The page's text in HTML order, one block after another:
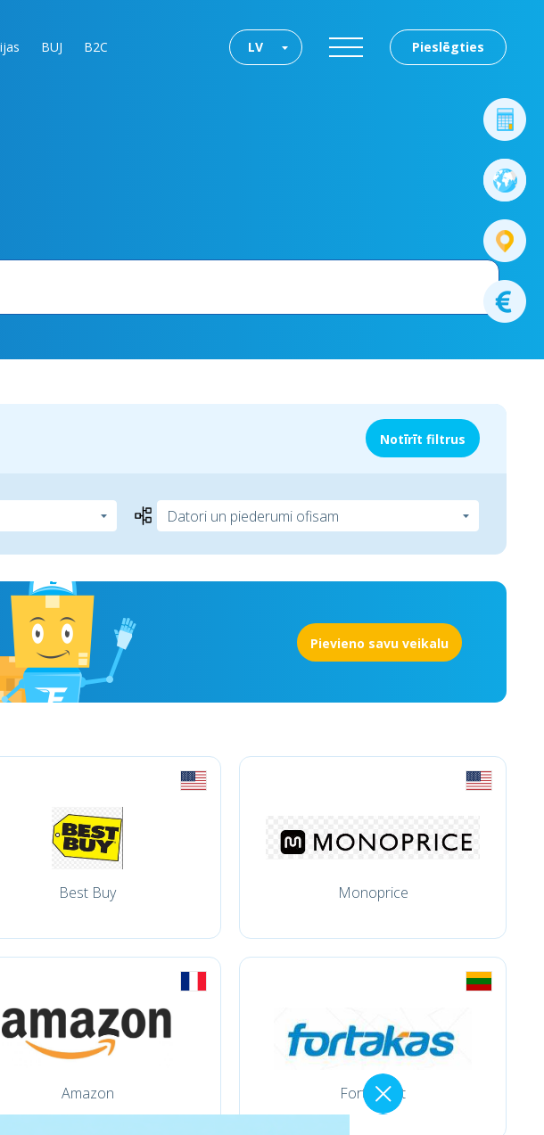
BUJ B2C Pieslēgties
LV
Notīrīt filtrus
Pievieno savu veikalu
Best Buy Monoprice
Amazon Fortakas.lt